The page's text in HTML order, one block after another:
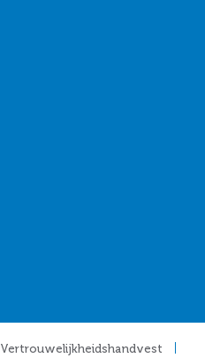
Vertrouwelijkheidshandvest